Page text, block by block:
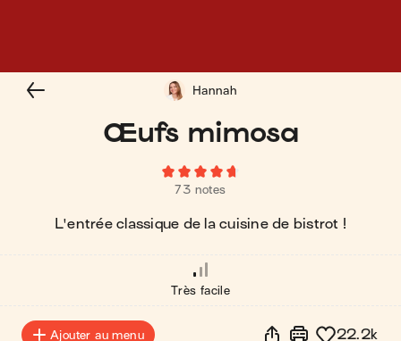
Œufs mimosa
73 notes
L'entrée classique de la cuisine de bistrot !
Hannah
Très facile
Ajouter au menu 22.2k